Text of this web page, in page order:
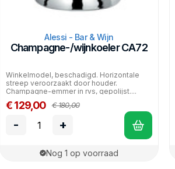
Alessi - Bar & Wijn
Champagne-/wijnkoeler CA72
Winkelmodel, beschadigd. Horizontale
streep veroorzaakt door houder.
Champagne-emmer in rvs, gepolijst....
€ 129,00 € 180,00
- +
Nog 1 op voorraad